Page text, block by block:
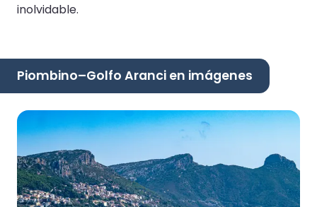
inolvidable.
Piombino–Golfo Aranci en imágenes